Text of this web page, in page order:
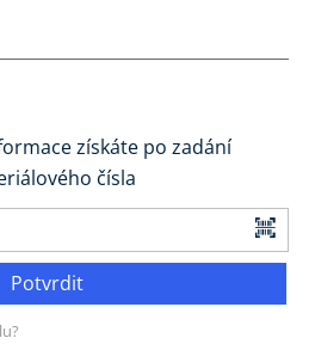
získáte po zadání
čísla
Potvrdit